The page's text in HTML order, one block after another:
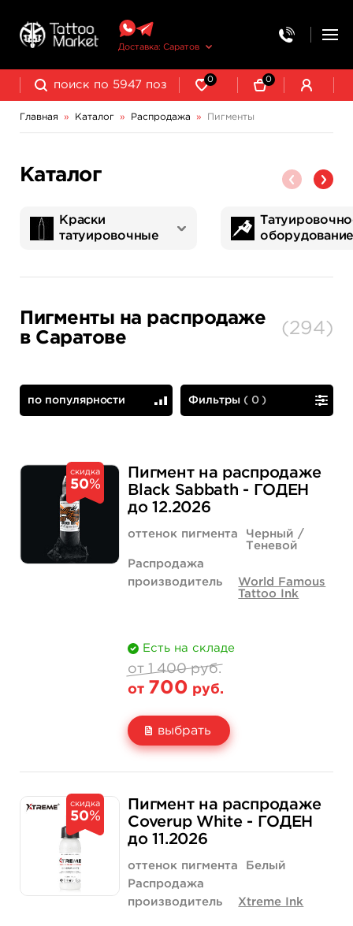
Доставка: Саратов
0 0
Главная » Каталог » Распродажа » Пигменты
Фильтры (0 )
по популярности
Пигменты на распродаже
в Саратове
(294)
скидка
50%
Пигмент на распродаже
Black Sabbath - ГОДЕН
до 12.2026
оттенок пигмента
Черный /
Теневой
Распродажа
производитель
World Famous
Tattoo Ink
Есть на складе
от 1 400 руб.
от 700 руб.
выбрать
Количество
1 400 руб.
700 руб.
купить
скидка
50%
Пигмент на распродаже
Coverup White - ГОДЕН
до 11.2026
оттенок пигмента
Белый
Распродажа
производитель
Xtreme Ink
Каталог
Краски
татуировочные